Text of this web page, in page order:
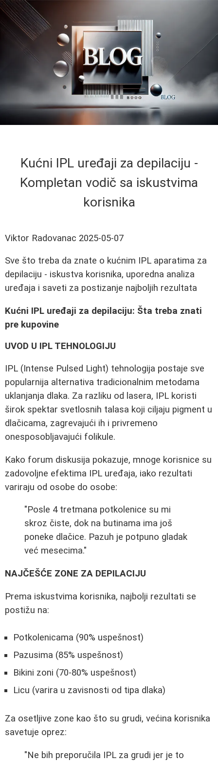
Kućni IPL uređaji za depilaciju -
Kompletan vodič sa iskustvima
korisnika
Viktor Radovanac 2025-05-07
Sve što treba da znate o kućnim IPL aparatima za
depilaciju - iskustva korisnika, uporedna analiza
uređaja i saveti za postizanje najboljih rezultata
Kućni IPL uređaji za depilaciju: Šta treba znati
pre kupovine
UVOD U IPL TEHNOLOGIJU
IPL (Intense Pulsed Light) tehnologija postaje sve
popularnija alternativa tradicionalnim metodama
uklanjanja dlaka. Za razliku od lasera, IPL koristi
širok spektar svetlosnih talasa koji ciljaju pigment u
dlačicama, zagrevajući ih i privremeno
onesposobljavajući folikule.
Kako forum diskusija pokazuje, mnoge korisnice su
zadovoljne efektima IPL uređaja, iako rezultati
variraju od osobe do osobe:
"Posle 4 tretmana potkolenice su mi
skroz čiste, dok na butinama ima još
poneke dlačice. Pazuh je potpuno gladak
već mesecima."
NAJČEŠĆE ZONE ZA DEPILACIJU
Prema iskustvima korisnika, najbolji rezultati se
postižu na:
Potkolenicama (90% uspešnost)
Pazusima (85% uspešnost)
Bikini zoni (70-80% uspešnost)
Licu (varira u zavisnosti od tipa dlaka)
Za osetljive zone kao što su grudi, većina korisnika
savetuje oprez:
"Ne bih preporučila IPL za grudi jer je to